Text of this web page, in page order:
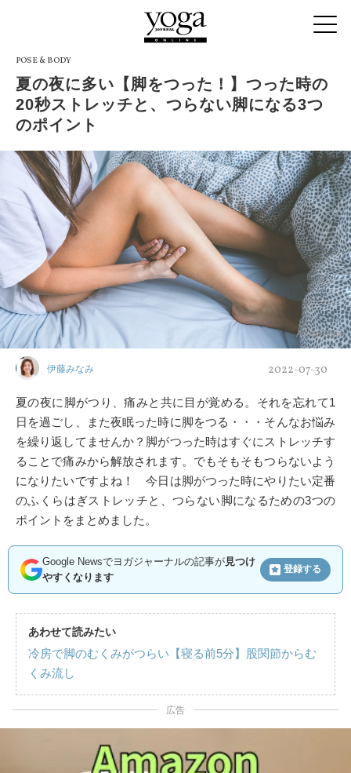
POSE & BODY
夏の夜に多い【脚をつった！】つった時の
20秒ストレッチと、つらない脚になる3つ
のポイント
Adobe Stock
伊藤みなみ 2022-07-30
夏の夜に脚がつり、痛みと共に目が覚める。それを忘れて1
日を過ごし、また夜眠った時に脚をつる・・・そんなお悩み
を繰り返してませんか？脚がつった時はすぐにストレッチす
ることで痛みから解放されます。でもそもそもつらないよう
になりたいですよね！ 今日は脚がつった時にやりたい定番
のふくらはぎストレッチと、つらない脚になるための3つの
ポイントをまとめました。
Google Newsでヨガジャーナルの記事が見つけ
やすくなります
登録する
あわせて読みたい
冷房で脚のむくみがつらい【寝る前5分】股関節からむ
くみ流し
広告